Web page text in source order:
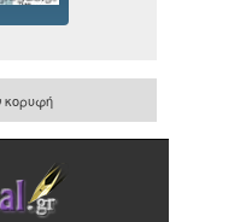
κορυφή